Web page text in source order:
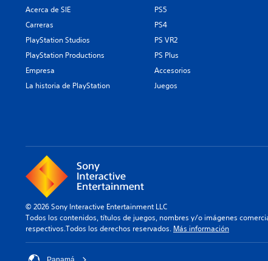
Acerca de SIE
Carreras
PlayStation Studios
PlayStation Productions
Empresa
La historia de PlayStation
PS5
PS4
PS VR2
PS Plus
Accesorios
Juegos
© 2026 Sony Interactive Entertainment LLC
Todos los contenidos, títulos de juegos, nombres y/o imágenes
respectivos.Todos los derechos reservados. Más información